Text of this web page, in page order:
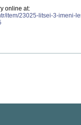
online at:
item/23025-litsei-3-